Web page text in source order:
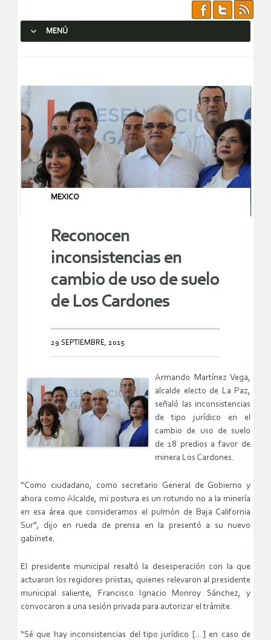
MENÚ
MEXICO
Reconocen
inconsistencias en
cambio de uso de suelo
de Los Cardones
29 SEPTIEMBRE, 2015
Armando Martínez Vega,
alcalde electo de La Paz,
señaló las inconsistencias
de tipo jurídico en el
cambio de uso de suelo
de 18 predios a favor de
minera Los Cardones.
“Como ciudadano, como secretario General de Gobierno y
ahora como Alcalde, mi postura es un rotundo no a la minería
en esa área que consideramos el pulmón de Baja California
Sur”, dijo en rueda de prensa en la presentó a su nuevo
gabinete.
El presidente municipal resaltó la desesperación con la que
actuaron los regidores priistas, quienes relevaron al presidente
municipal saliente, Francisco Ignacio Monroy Sánchez, y
convocaron a una sesión privada para autorizar el trámite.
“Sé que hay inconsistencias del tipo jurídico […] en caso de